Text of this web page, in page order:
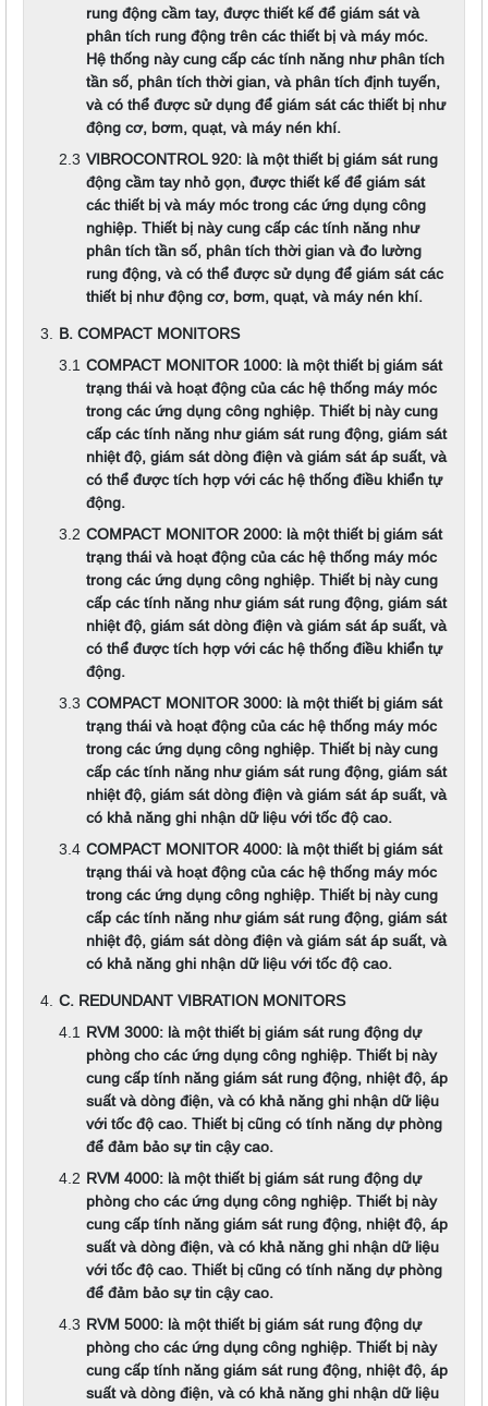
rung động cầm tay, được thiết kế để giám sát và
phân tích rung động trên các thiết bị và máy móc.
Hệ thống này cung cấp các tính năng như phân tích
tần số, phân tích thời gian, và phân tích định tuyến,
và có thể được sử dụng để giám sát các thiết bị như
động cơ, bơm, quạt, và máy nén khí.
VIBROCONTROL 920: là một thiết bị giám sát rung
động cầm tay nhỏ gọn, được thiết kế để giám sát
các thiết bị và máy móc trong các ứng dụng công
nghiệp. Thiết bị này cung cấp các tính năng như
phân tích tần số, phân tích thời gian và đo lường
rung động, và có thể được sử dụng để giám sát các
thiết bị như động cơ, bơm, quạt, và máy nén khí.
B. COMPACT MONITORS
COMPACT MONITOR 1000: là một thiết bị giám sát
trạng thái và hoạt động của các hệ thống máy móc
trong các ứng dụng công nghiệp. Thiết bị này cung
cấp các tính năng như giám sát rung động, giám sát
nhiệt độ, giám sát dòng điện và giám sát áp suất, và
có thể được tích hợp với các hệ thống điều khiển tự
động.
COMPACT MONITOR 2000: là một thiết bị giám sát
trạng thái và hoạt động của các hệ thống máy móc
trong các ứng dụng công nghiệp. Thiết bị này cung
cấp các tính năng như giám sát rung động, giám sát
nhiệt độ, giám sát dòng điện và giám sát áp suất, và
có thể được tích hợp với các hệ thống điều khiển tự
động.
COMPACT MONITOR 3000: là một thiết bị giám sát
trạng thái và hoạt động của các hệ thống máy móc
trong các ứng dụng công nghiệp. Thiết bị này cung
cấp các tính năng như giám sát rung động, giám sát
nhiệt độ, giám sát dòng điện và giám sát áp suất, và
có khả năng ghi nhận dữ liệu với tốc độ cao.
COMPACT MONITOR 4000: là một thiết bị giám sát
trạng thái và hoạt động của các hệ thống máy móc
trong các ứng dụng công nghiệp. Thiết bị này cung
cấp các tính năng như giám sát rung động, giám sát
nhiệt độ, giám sát dòng điện và giám sát áp suất, và
có khả năng ghi nhận dữ liệu với tốc độ cao.
C. REDUNDANT VIBRATION MONITORS
RVM 3000: là một thiết bị giám sát rung động dự
phòng cho các ứng dụng công nghiệp. Thiết bị này
cung cấp tính năng giám sát rung động, nhiệt độ, áp
suất và dòng điện, và có khả năng ghi nhận dữ liệu
với tốc độ cao. Thiết bị cũng có tính năng dự phòng
để đảm bảo sự tin cậy cao.
RVM 4000: là một thiết bị giám sát rung động dự
phòng cho các ứng dụng công nghiệp. Thiết bị này
cung cấp tính năng giám sát rung động, nhiệt độ, áp
suất và dòng điện, và có khả năng ghi nhận dữ liệu
với tốc độ cao. Thiết bị cũng có tính năng dự phòng
để đảm bảo sự tin cậy cao.
RVM 5000: là một thiết bị giám sát rung động dự
phòng cho các ứng dụng công nghiệp. Thiết bị này
cung cấp tính năng giám sát rung động, nhiệt độ, áp
suất và dòng điện, và có khả năng ghi nhận dữ liệu